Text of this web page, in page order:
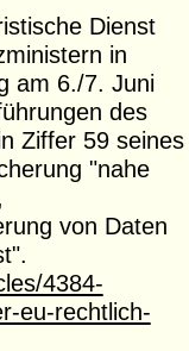
Dienst
in
am 6./7. Juni
des
Ziffer 59 seines
"nahe
von Daten
4384-
eu-rechtlich-